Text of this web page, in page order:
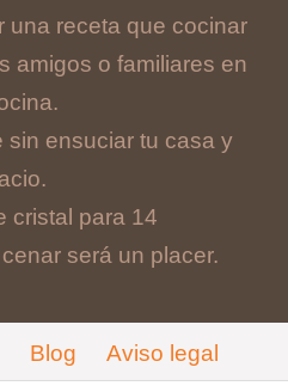
una receta que cocinar
amigos o familiares en
sin ensuciar tu casa y
cristal para 14
será un placer.
Blog
Aviso legal